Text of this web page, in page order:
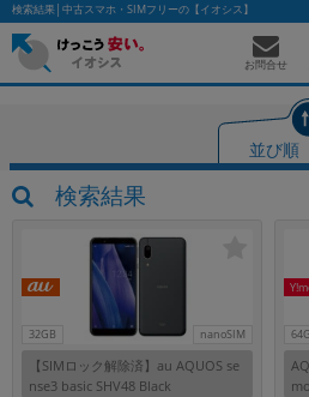
検索結果│中古スマホ・SIMフリーの【イオシス】
お問合せ
並び順
検索結果
32GB nanoSIM
【SIMロック解除済】au AQUOS se
nse3 basic SHV48 Black
かんたんパソコン検索に切
フリーワード
除外ワード
人気の検索ワード：Let's note EliteBookMacBook